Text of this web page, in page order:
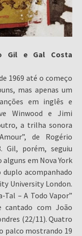
Gil e Gal Costa
1969 até o começo
mas apenas um
em inglês e
Winwood e Jimi
a trilha sonora
de Rogério
Gil, porém, seguiu
em Nova York
acompanhado
University London.
Tal – A Todo Vapor”
cantado com João
(22/11). Quatro
palco mostrando 19